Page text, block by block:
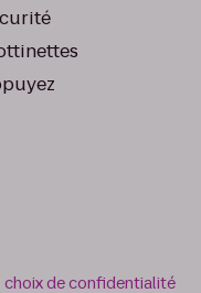
choix de confidentialité